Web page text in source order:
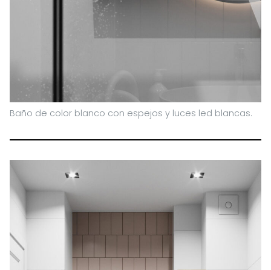
Baño de color blanco con espejos y luces led blancas.